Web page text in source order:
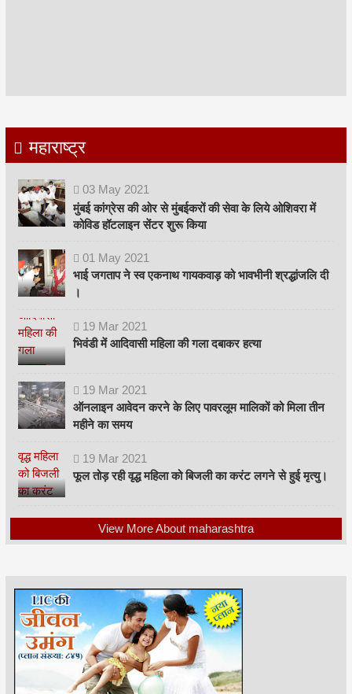
महाराष्ट्र
03 May 2021
मुंबई कांग्रेस की ओर से मुंबईकरों की सेवा के लिये ओशिवरा में
कोविड हॉटलाइन सेंटर शुरू किया
01 May 2021
भाई जगताप ने स्व एकनाथ गायकवाड़ को भावभीनी श्रद्धांजलि दी
।
19 Mar 2021
भिवंडी में आदिवासी महिला की गला दबाकर हत्या
19 Mar 2021
ऑनलाइन आवेदन करने के लिए पावरलूम मालिकों को मिला तीन
महीने का समय
19 Mar 2021
फूल तोड़ रही वृद्ध महिला को बिजली का करंट लगने से हुई मृत्यु।
View More About maharashtra